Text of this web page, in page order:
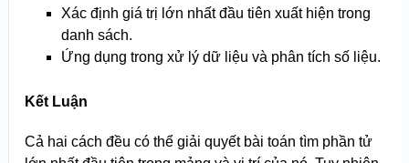
Xác định giá trị lớn nhất đầu tiên xuất hiện trong
danh sách.
Ứng dụng trong xử lý dữ liệu và phân tích số liệu.
Kết Luận
Cả hai cách đều có thể giải quyết bài toán tìm phần tử